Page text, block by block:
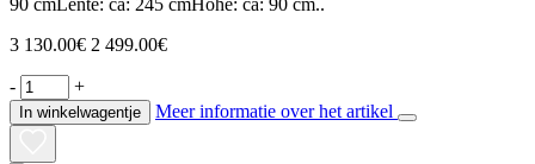
3 130.00€ 2 499.00€
- +
In winkelwagentje Meer informatie over het artikel